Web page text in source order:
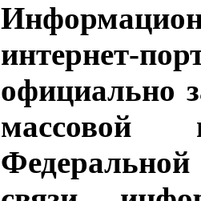
интернет-
официально